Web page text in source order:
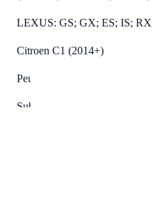
LEXUS: GS; GX; ES; IS; RX
Citroen C1 (2014+)
Peugeot 108 (2014+)
Subaru Forester (2008-13), BRZ